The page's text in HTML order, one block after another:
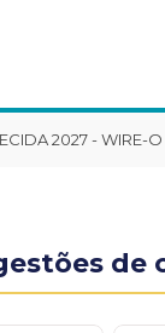
2027 - WIRE-O
de